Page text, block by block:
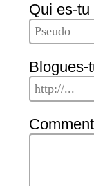
Qui es-tu
Blogues-